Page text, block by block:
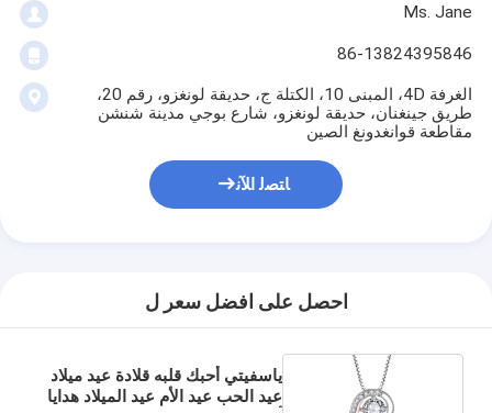
Ms. Jane
86-13824395846
الغرفة 4D، المبنى 10، الكتلة ج، حديقة لونغزو، رقم 20،
طريق جينغنان، حديقة لونغزو، شارع بوجي مدينة شنشن
مقاطعة قوانغدونغ الصين
ﺎﺘﺼﻟ ﺍﻶﻧ
احصل على افضل سعر ل
ياسفيتي أحبك قلبه قلادة عيد ميلاد
عيد الحب عيد الأم عيد الميلاد هدايا